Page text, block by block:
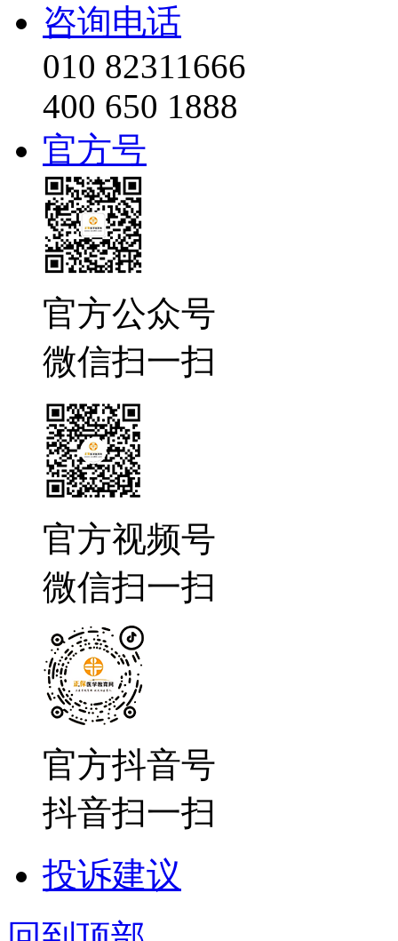
咨询电话
010 82311666
400 650 1888
官方号
官方公众号
微信扫一扫
官方视频号
微信扫一扫
官方抖音号
抖音扫一扫
投诉建议